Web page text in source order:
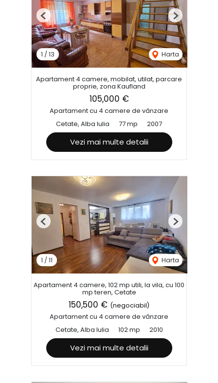
1 / 13 Harta
Previous Next
Apartament 4 camere, mobilat, utilat, parcare
proprie, zona Kaufland
105,000 €
Apartament cu 4 camere de vânzare
Cetate, Alba Iulia
77 mp 2007
Vezi mai multe detalii
1 / 11 Harta
Previous Next
Apartament 4 camere, 102 mp utili, la vila, cu 100
mp teren, Cetate
150,500 € (negociabil)
Apartament cu 4 camere de vânzare
Cetate, Alba Iulia
102 mp 2010
Vezi mai multe detalii